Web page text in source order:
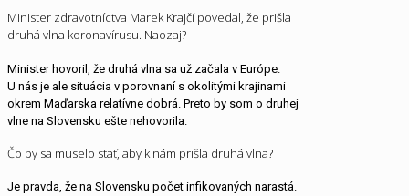
Minister zdravotníctva Marek Krajčí povedal, že prišla
druhá vlna koronavírusu. Naozaj?
Minister hovoril, že druhá vlna sa už začala v Európe.
U nás je ale situácia v porovnaní s okolitými krajinami
okrem Maďarska relatívne dobrá. Preto by som o druhej
vlne na Slovensku ešte nehovorila.
Čo by sa muselo stať, aby k nám prišla druhá vlna?
Je pravda, že na Slovensku počet infikovaných narastá.